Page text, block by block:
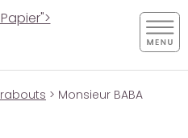
> Monsieur BABA